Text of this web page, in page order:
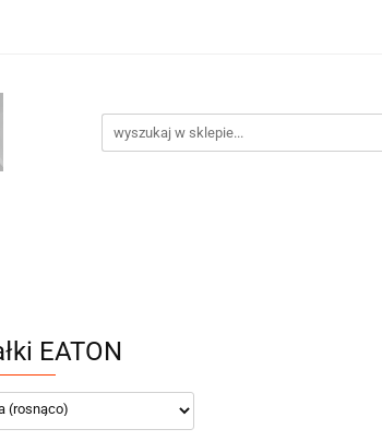
WYDMUCHU ZESTAWY HYDRAULICZNE
EATON